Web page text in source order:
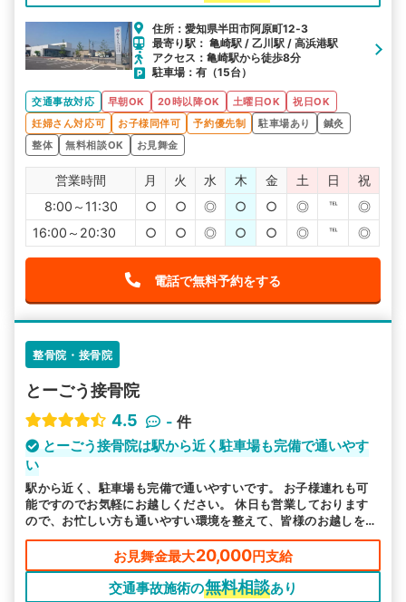
住所：愛知県半田市阿原町12‐3
最寄り駅： 亀崎駅 / 乙川駅 / 高浜港駅
アクセス：亀崎駅から徒歩8分
駐車場：有（15台）
交通事故対応 早朝OK 20時以降OK 土曜日OK
祝日OK
妊婦さん対応可
お子様同伴可 予約優先制 駐車場あり
鍼灸
整体
無料相談OK お見舞金
営業時間 月 火 水 木 金 土 日
祝
8:00～11:30
○ ○ ◎ ○ ○ ◎ ℡
◎
16:00～20:30
○ ○ ◎ ○ ○ ◎ ℡ ◎
電話で無料予約をする
整骨院・接骨院
とーごう接骨院
4.5
- 件
とーごう接骨院は駅から近く駐車場も完備で通いやす
い
駅から近く、駐車場も完備で通いやすいです。 お子様連れも可
能ですのでお気軽にお越しください。 休日も営業しております
ので、お忙しい方も通いやすい環境を整えて、皆様のお越しをお
待ちしております。
お見舞金最大20,000円支給
交通事故施術の無料相談あり